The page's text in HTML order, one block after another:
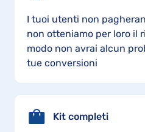
I tuoi utenti non
non otteniamo per loro il
modo non avrai alcun
tue conversioni
Kit completi